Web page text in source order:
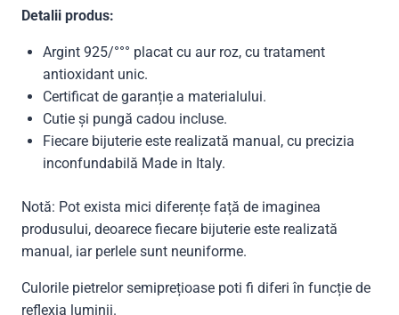
Detalii produs:
Argint 925/°°° placat cu aur roz, cu tratament
antioxidant unic.
Certificat de garanție a materialului.
Cutie și pungă cadou incluse.
Fiecare bijuterie este realizată manual, cu precizia
inconfundabilă Made in Italy.
Notă: Pot exista mici diferențe față de imaginea
produsului, deoarece fiecare bijuterie este realizată
manual, iar perlele sunt neuniforme.
Culorile pietrelor semiprețioase poti fi diferi în funcție de
reflexia luminii.